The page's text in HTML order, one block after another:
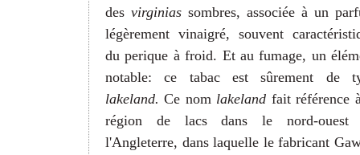
des virginias sombres, associée à un
légèrement vinaigré, souvent
du perique à froid. Et au fumage, un
notable: ce tabac est sûrement de
lakeland. Ce nom lakeland fait référence
région de lacs dans le nord-ouest
l'Angleterre, dans laquelle le fabricant